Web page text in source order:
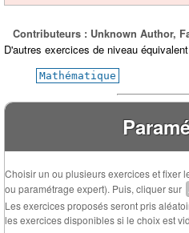
Contributeurs : Unknown Author,
D'autres exercices de niveau
Mathématique
Choisir un ou plusieurs exercices et fixer
ou paramétrage expert). Puis, cliquer sur
Les exercices proposés seront pris
les exercices disponibles si le choix est